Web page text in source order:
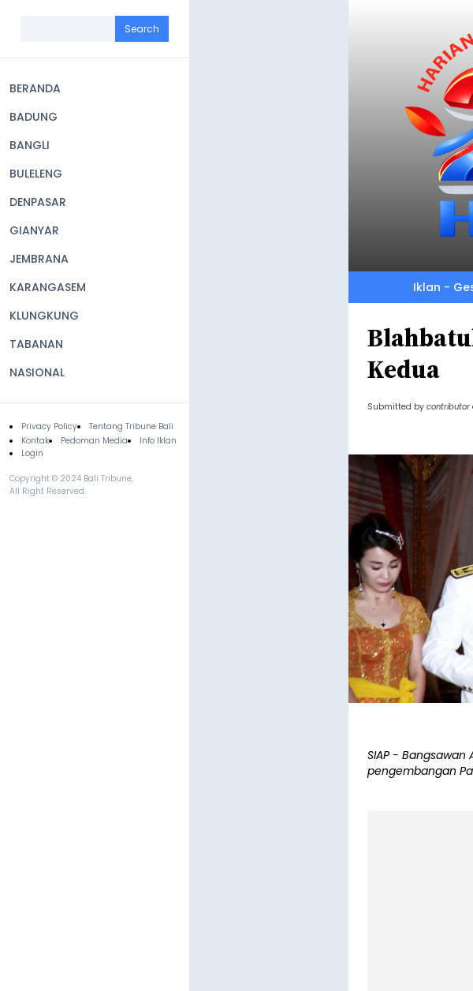
navigation
BERANDA
BADUNG
BANGLI
BULELENG
DENPASAR
GIANYAR
JEMBRANA
KARANGASEM
KLUNGKUNG
TABANAN
NASIONAL
Footer
Privacy Policy
Tentang Tribune Bali
Kontak
Pedoman Media
Info Iklan
Login
Copyright © 2024 Bali Tribune,
All Right Reserved.
Iklan -
Kedua
Submitted by contributor
SIAP - Bangsawan
pengembangan